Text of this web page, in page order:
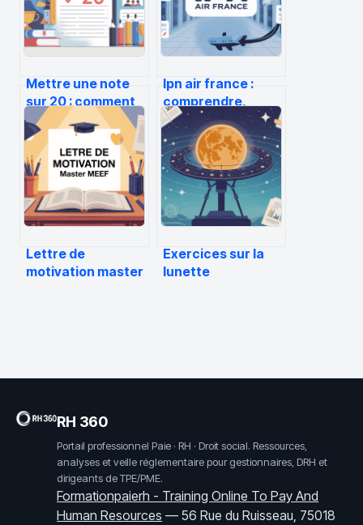
Mettre une note
sur 20 : comment
évaluer, convertir
et utiliser ces
notes
Ipn air france :
comprendre,
configurer et
optimiser les
notifications de
paiement
Lettre de
motivation master
Exercices sur la
lunette
RH 360
Portail professionnel Paie · RH · Droit social. Ressources,
analyses et veille réglementaire pour gestionnaires, DRH et
dirigeants de TPE/PME.
Formationpaierh - Training Online To Pay And
Human Resources —56 Rue du Ruisseau, 75018